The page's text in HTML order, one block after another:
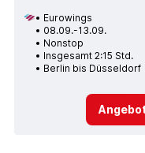
Eurowings
08.09.-13.09.
Nonstop
Insgesamt 2:15 Std.
Berlin bis Düsseldorf